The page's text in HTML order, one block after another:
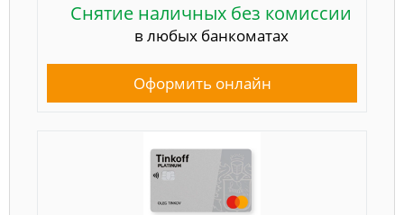
Снятие наличных без комиссии
в любых банкоматах
Оформить онлайн